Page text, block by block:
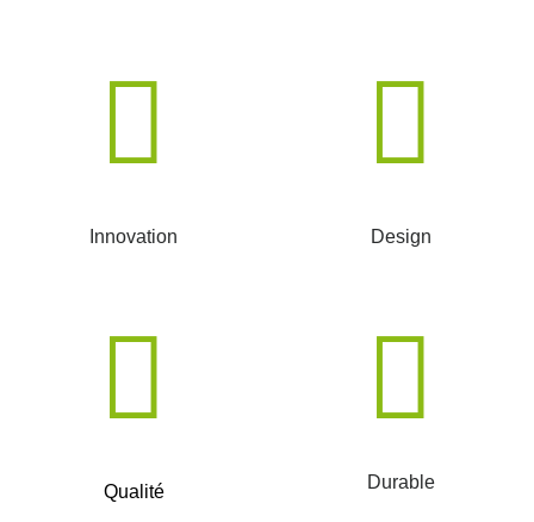
Innovation Design
Qualité Durable